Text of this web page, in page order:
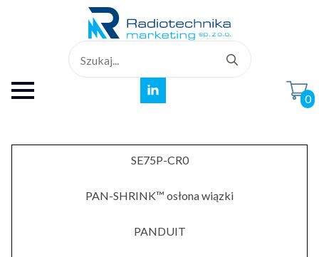
for:
0
SE75P-CR0
PAN-SHRINK™ osłona wiązki
PANDUIT